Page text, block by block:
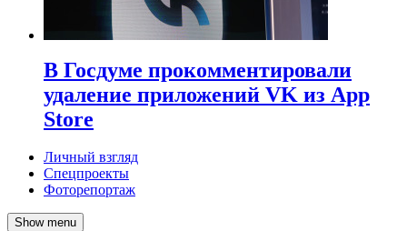
В Госдуме прокомментировали
удаление приложений VK из App
Store
Личный взгляд
Спецпроекты
Фоторепортаж
Show menu